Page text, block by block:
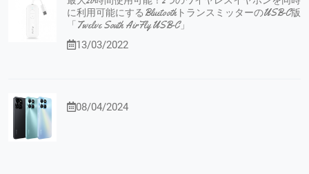
に利用可能にするBluetoothトランスミッターのUSB-C版
「Twelve South AirFly USB-C」
13/03/2022
08/04/2024